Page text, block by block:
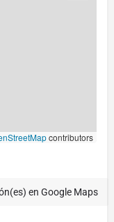
contributors
en Google Maps